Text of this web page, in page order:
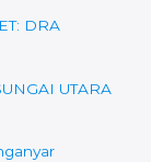
DRA
UTARA